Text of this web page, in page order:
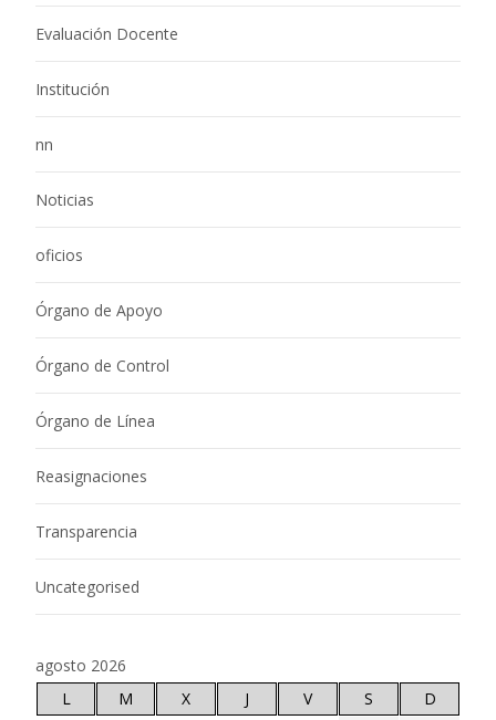
Evaluación Docente
Institución
nn
Noticias
oficios
Órgano de Apoyo
Órgano de Control
Órgano de Línea
Reasignaciones
Transparencia
Uncategorised
agosto 2026
L
M X J V S
D